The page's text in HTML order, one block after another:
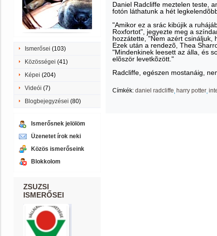
Ismerősei (103)
Közösségei (41)
Képei (204)
Videói (7)
Blogbejegyzései (80)
Ismerősnek jelölöm
Üzenetet írok neki
Közös ismerőseink
Blokkolom
ZSUZSI
ISMERŐSEI
Daniel Radcliffe meztelen teste,
fotón láthatunk a hét
"Amikor ez a srác kibújik a
Roxfortot", jegyezte meg a
hozzátette, "Nem azért csináljuk,
Ezek után a rendezõ, Thea
"Mindenkinek leesett az álla, és
elõször levetkõzött."
Radcliffe, egészen mostanáig,
Címkék: daniel radcliffe harry potter